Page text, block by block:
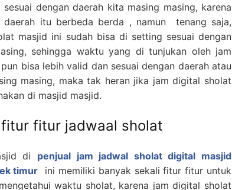
dengan daerah kita masing masing, karena
itu berbeda berda , namun tenang saja,
masjid ini sudah bisa di setting sesuai dengan
sehingga waktu yang di tunjukan oleh jam
bisa lebih valid dan sesuai dengan daerah atau
masing, maka tak heran jika jam digital sholat
di masjid masjid.
fitur jadwaal sholat
di penjual jam jadwal sholat digital masjid
timur
ini memiliki banyak sekali fitur fitur untuk
waktu sholat, karena jam digital sholat